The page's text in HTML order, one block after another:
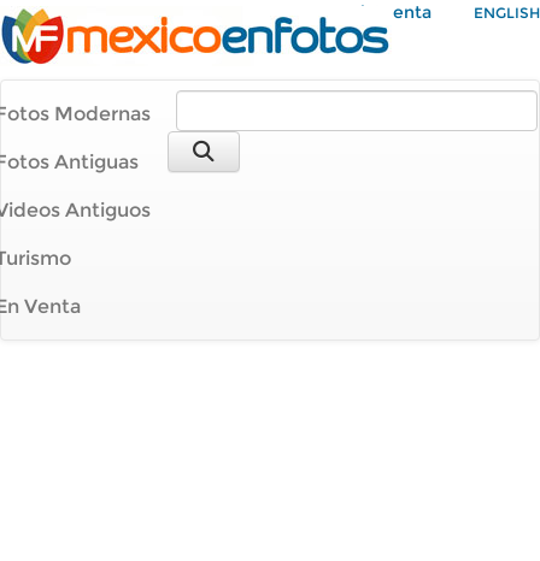
Mi Cuenta ENGLISH
Modernas
Antiguas
Antiguos
Venta